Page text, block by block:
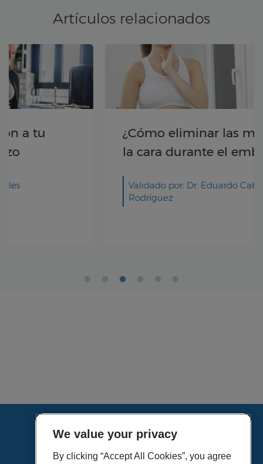
Artículos relacionados
¿Cómo eliminar las manchas en
la cara durante el embarazo?
Validado por: Dr. Eduardo Cabrillo
HOME
VÍDEOS
We value your privacy
By clicking “Accept All Cookies”, you agree